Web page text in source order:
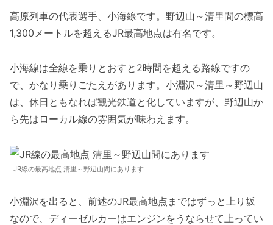
高原列車の代表選手、小海線です。野辺山～清里間の標高
1,300メートルを超えるJR最高地点は有名です。
小海線は全線を乗りとおすと2時間を超える路線ですの
で、かなり乗りごたえがあります。小淵沢～清里～野辺山
は、休日ともなれば観光鉄道と化していますが、野辺山か
ら先はローカル線の雰囲気が味わえます。
JR線の最高地点 清里～野辺山間にあります
小淵沢を出ると、前述のJR最高地点まではずっと上り坂
なので、ディーゼルカーはエンジンをうならせて上ってい